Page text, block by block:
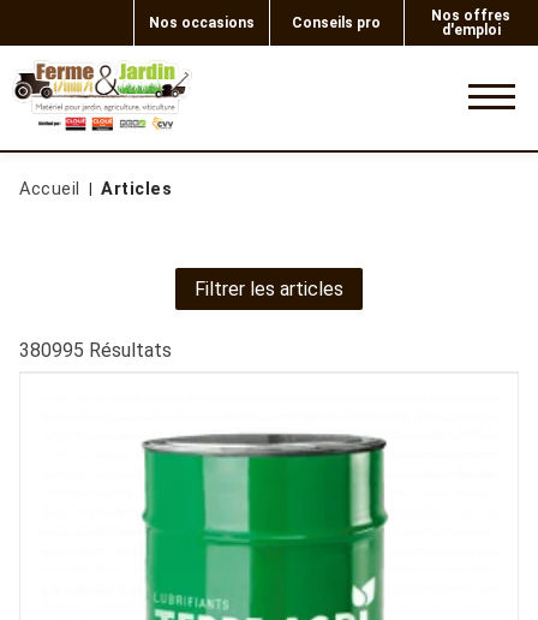
Nos occasions Conseils pro
Nos offres
d'emploi
Accueil Articles
Filtrer les articles
380995 Résultats